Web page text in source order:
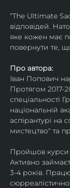
“The Ultimate
відповідей.
яке кожен має
повернути те,
Про автора:
Іван Попович
Протягом 2017-
спеціальності
національній
аспірантурі на
мистецтво" та
Пройшов курси
Активно
3-4 років.